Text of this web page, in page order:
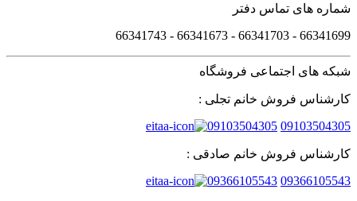
شماره های تماس دفتر
66341699 - 66341703 - 66341673 - 66341743
شبکه های اجتماعی فروشگاه
کارشناس فروش خانم تجلی :
09103504305
09103504305
کارشناس فروش خانم صادقی :
09366105543
09366105543